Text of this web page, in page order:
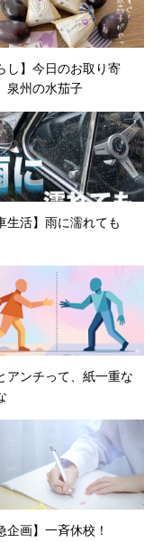
し】今日のお取り寄
州の水茄子
生活】雨に濡れても
アンチって、紙一重な
企画】一斉休校！